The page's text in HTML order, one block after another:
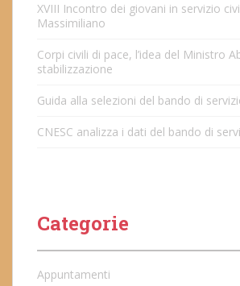
XVIII Incontro dei giovani in servizio
Massimiliano
Corpi civili di pace, l’idea del Ministro
stabilizzazione
Guida alla selezioni del bando di
CNESC analizza i dati del bando di
Categorie
Appuntamenti